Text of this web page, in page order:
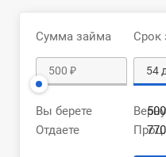
Сумма займа Срок
Вы берете
Отдаете